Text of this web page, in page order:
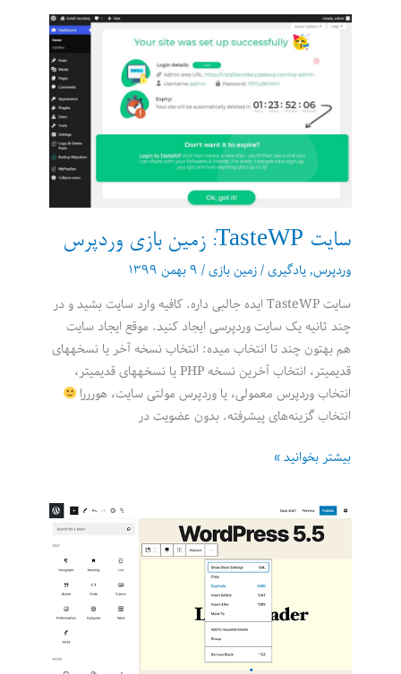
قالب
افسانه‌ای
بهره‌وری
افزایش
سایت TasteWP: زمین بازی وردپرس
وردپرس,یادگیری/زمین بازی/ ۹ بهمن ۱۳۹۹
سایت TasteWP ایده جالبی داره. کافیه وارد سایت بشید و در
چند ثانیه یک سایت وردپرسی ایجاد کنید. موقع ایجاد سایت
هم بهتون چند تا انتخاب میده: انتخاب نسخه آخر یا نسخه‎های
قدیمیتر، انتخاب آخرین نسخه PHP یا نسخه‎های قدیمیتر،
انتخاب وردپرس معمولی، یا وردپرس مولتی سایت، هورررا
انتخاب گزینه‌های پیشرفته. بدون عضویت در
سایت
زمین
بازی
وردپرس
بیشتر بخوانید »